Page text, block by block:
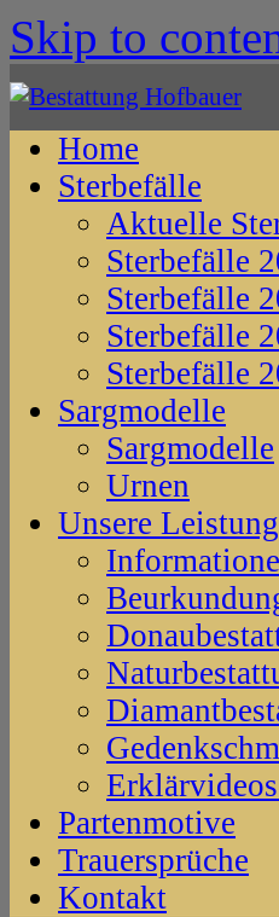
Skip to
Home
Sterbefälle
Aktuelle
Sterbefälle
Sterbefälle
Sterbefälle
Sterbefälle
Sargmodelle
Sargmodelle
Urnen
Unsere
Partenmotive
Trauersprüche
Kontakt